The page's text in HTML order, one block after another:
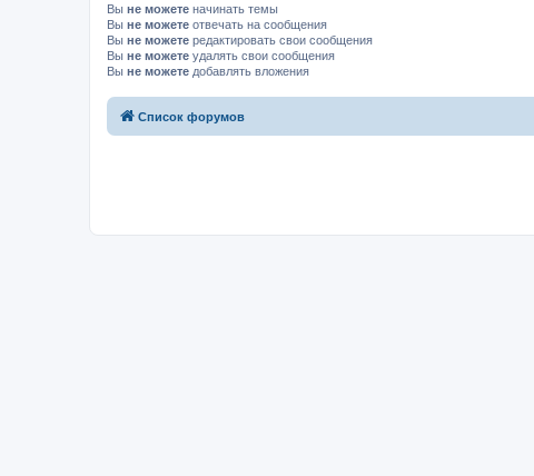
Вы не можете начинать темы
Вы не можете отвечать на сообщения
Вы не можете редактировать свои сообщения
Вы не можете удалять свои сообщения
Вы не можете добавлять вложения
Список форумов